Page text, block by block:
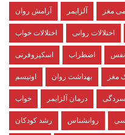
آرامش روان آلزایمر مغز
اختلالات خواب اختلالات روانی
اسکیزوفرنی اضطراب نفس
اوتیسم بهداشت روان مغز
خواب درمان آلزایمر
رشد کودکان روانشناس